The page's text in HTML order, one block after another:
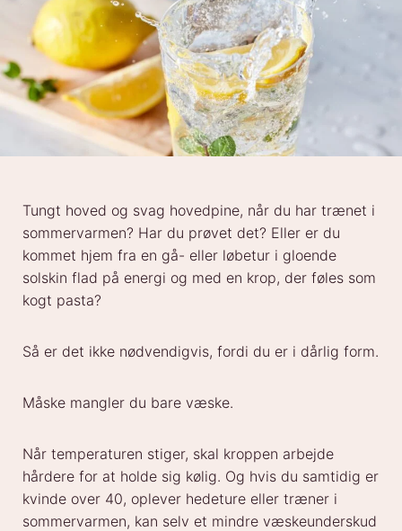
Tungt hoved og svag hovedpine, når du har trænet i
sommervarmen? Har du prøvet det? Eller er du
kommet hjem fra en gå- eller løbetur i gloende
solskin flad på energi og med en krop, der føles som
kogt pasta?
Så er det ikke nødvendigvis, fordi du er i dårlig form.
Måske mangler du bare væske.
Når temperaturen stiger, skal kroppen arbejde
hårdere for at holde sig kølig. Og hvis du samtidig er
kvinde over 40, oplever hedeture eller træner i
sommervarmen, kan selv et mindre væskeunderskud